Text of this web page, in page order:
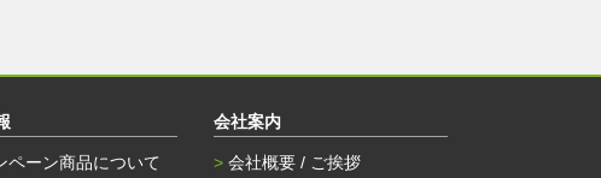
ペーン商品について
会社案内
会社概要 / ご挨拶